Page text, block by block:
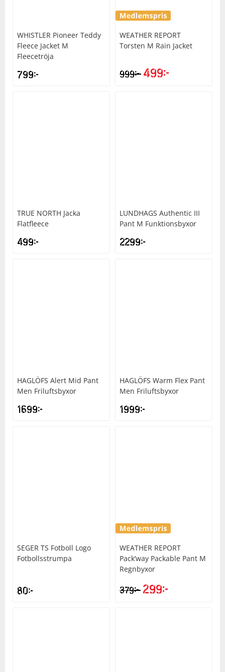
WHISTLER Pioneer Teddy
Fleece Jacket M
Fleecetröja
799kr
WEATHER REPORT
Torsten M Rain Jacket
999kr 499kr
TRUE NORTH Jacka
Flatfleece
499kr
LUNDHAGS Authentic III
Pant M Funktionsbyxor
2299kr
HAGLÖFS Alert Mid Pant
Men Friluftsbyxor
1699kr
HAGLÖFS Warm Flex Pant
Men Friluftsbyxor
1999kr
SEGER TS Fotboll Logo
Fotbollsstrumpa
80kr
WEATHER REPORT
Pack’way Packable Pant M
Regnbyxor
379kr 299kr